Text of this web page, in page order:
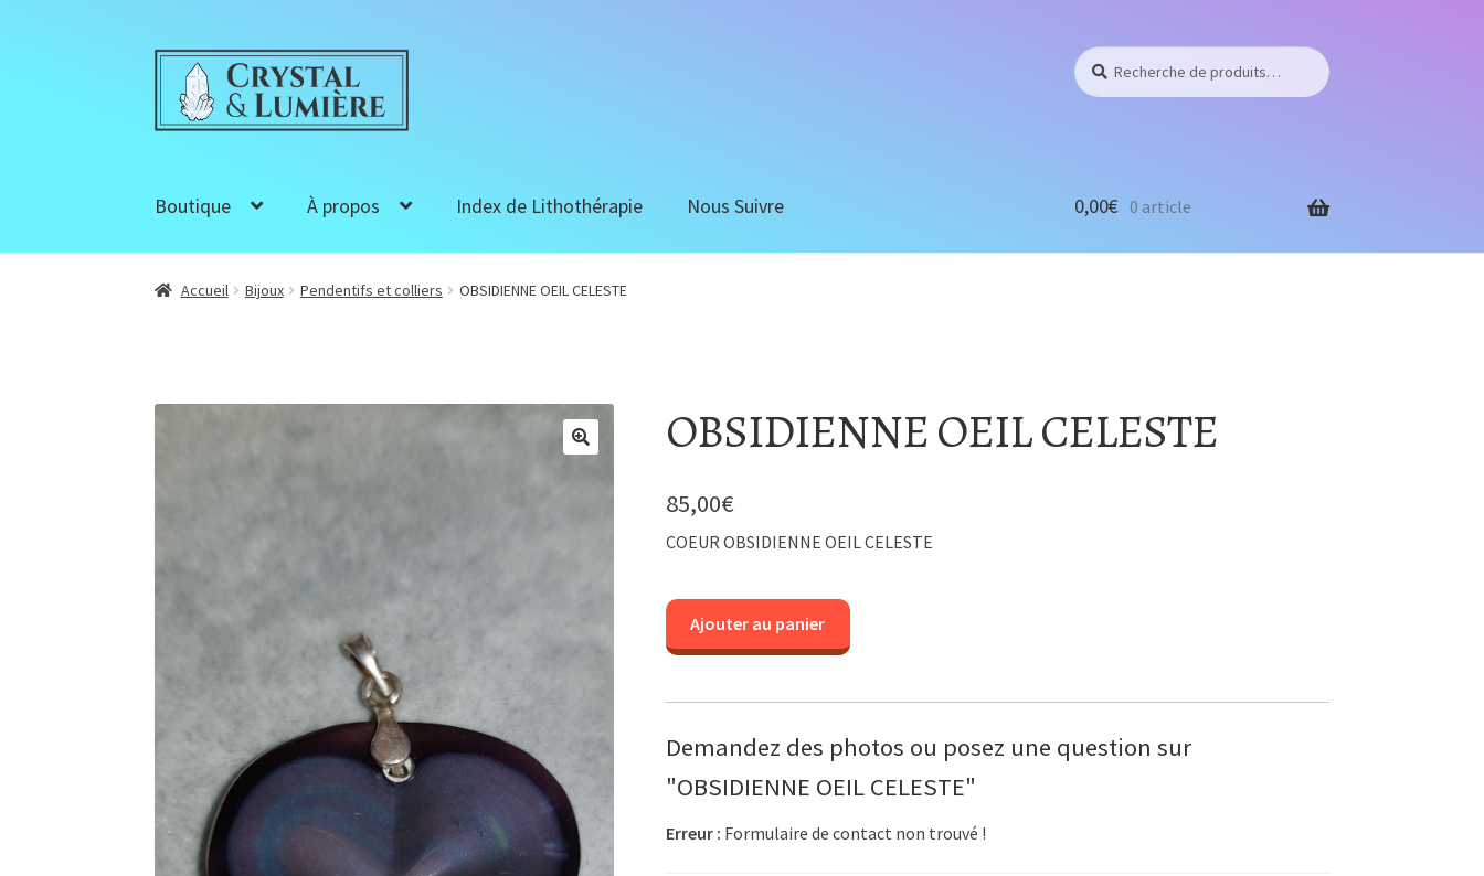
Aller
Aller
contenu
Recherche
pour :
Recherche
Boutique À propos Index de Lithothérapie Nous Suivre 0,00€ 0 article
Accueil Bijoux Pendentifs et colliers OBSIDIENNE OEIL CELESTE
OBSIDIENNE OEIL CELESTE
85,00€
COEUR OBSIDIENNE OEIL CELESTE
quantité
Ajouter au panier
Demandez des photos ou posez une question sur
"OBSIDIENNE OEIL CELESTE"
Erreur : Formulaire de contact non trouvé !